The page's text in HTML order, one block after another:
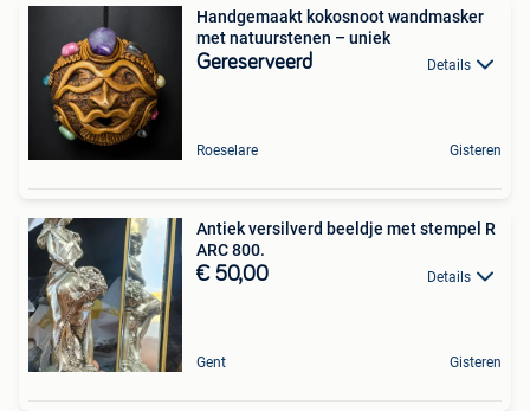
Handgemaakt kokosnoot wandmasker
met natuurstenen – uniek
Gereserveerd Details
Roeselare Gisteren
Antiek versilverd beeldje met stempel R
ARC 800.
€ 50,00 Details
Gent Gisteren